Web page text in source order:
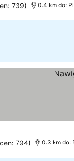
739) 0.4 km do:
794) 0.3 km do: